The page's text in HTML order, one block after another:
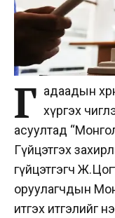
Г адаадын
хүргэх
асуултад
Гүйцэтгэх
гүйцэтгэгч
оруулагчдын
итгэх итгэлийг